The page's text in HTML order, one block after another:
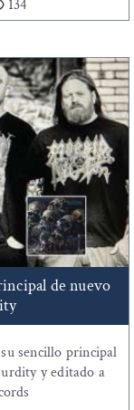
134
de nuevo
sencillo principal
y editado a